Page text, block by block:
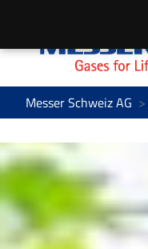
Messer Schweiz AG